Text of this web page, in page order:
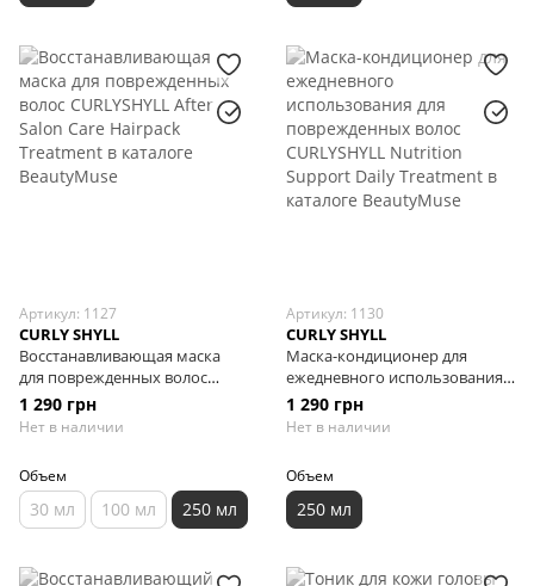
Артикул: 1127
CURLY SHYLL
Восстанавливающая маска
для поврежденных волос
CURLYSHYLL After Salon Care
Hairpack Treatment, 250 мл
1 290 грн
Нет в наличии
Объем
30 мл 100 мл 250 мл
Артикул: 1130
CURLY SHYLL
Маска-кондиционер для
ежедневного использования
для поврежденных волос
CURLYSHYLL Nutrition Support
1 290 грн
Нет в наличии
Объем
250 мл